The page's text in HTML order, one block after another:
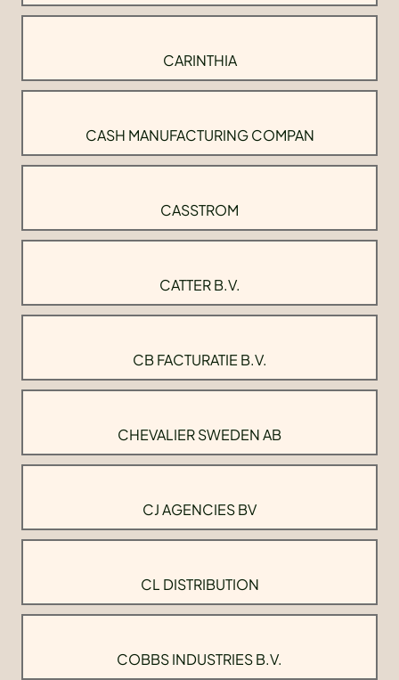
CARINTHIA
CASH MANUFACTURING COMPAN
CASSTROM
CATTER B.V.
CB FACTURATIE B.V.
CHEVALIER SWEDEN AB
CJ AGENCIES BV
CL DISTRIBUTION
COBBS INDUSTRIES B.V.